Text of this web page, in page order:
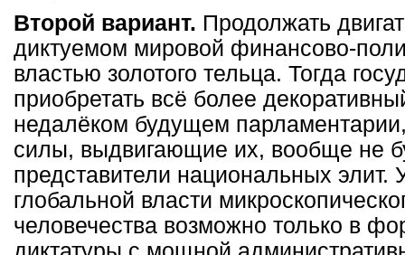
Второй вариант. Продолжать
диктуемом мировой финансово-
властью золотого тельца. Тогда
приобретать всё более
недалёком будущем
силы, выдвигающие их, вообще не
представители национальных элит.
глобальной власти
человечества возможно только в